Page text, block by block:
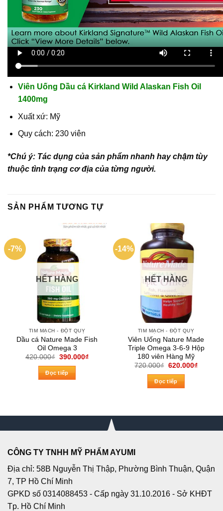
Viên Uống Dầu cá Kirkland Wild Alaskan Fish Oil
1400mg
Xuất xứ: Mỹ
Quy cách: 230 viên
*Chú ý: Tác dụng của sản phẩm nhanh hay chậm tùy
thuộc tình trạng cơ địa của từng người.
SẢN PHẨM TƯƠNG TỰ
-7%
HẾT HÀNG
TIM MẠCH - ĐỘT QUỴ
Dầu cá Nature Made Fish
Oil Omega 3
420.000₫ Giá
là:
420.000₫.
390.000₫Giá
Đọc tiếp
-14%
HẾT HÀNG
TIM MẠCH - ĐỘT QUỴ
Viên Uống Nature Made
Triple Omega 3-6-9 Hộp
180 viên Hàng Mỹ
720.000₫ Giá
là:
720.000₫.
620.000₫Giá
Đọc tiếp
CÔNG TY TNHH MỸ PHẨM AYUMI
Địa chỉ: 58B Nguyễn Thị Thập, Phường Bình Thuận, Quận
7, TP Hồ Chí Minh
GPKD số 0314088453 - Cấp ngày 31.10.2016 - Sở KHĐT
Tp. Hồ Chí Minh